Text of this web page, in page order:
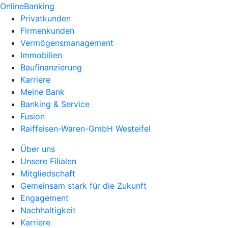
OnlineBanking
Privatkunden
Firmenkunden
Vermögensmanagement
Immobilien
Baufinanzierung
Karriere
Meine Bank
Banking & Service
Fusion
Raiffeisen-Waren-GmbH Westeifel
Über uns
Unsere Filialen
Mitgliedschaft
Gemeinsam stark für die Zukunft
Engagement
Nachhaltigkeit
Karriere